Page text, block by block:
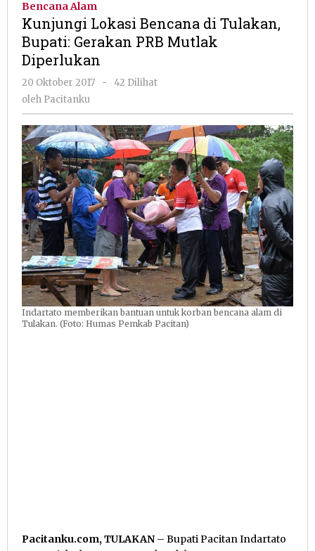
Tulakan,
Bencana Alam
Kunjungi Lokasi Bencana di Tulakan,
Bupati: Gerakan PRB Mutlak
Diperlukan
20 Oktober 2017
oleh
-
42 Dilihat
oleh Pacitanku
Indartato memberikan bantuan untuk korban bencana alam di
Tulakan. (Foto: Humas Pemkab Pacitan)
Pacitanku.com, TULAKAN – Bupati Pacitan Indartato